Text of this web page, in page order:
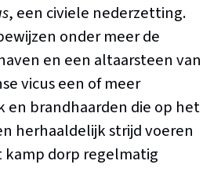
, een civiele nederzetting.
onder meer de
en een altaarsteen van
vicus een of meer
en brandhaarden die op het
herhaaldelijk strijd voeren
kamp dorp regelmatig